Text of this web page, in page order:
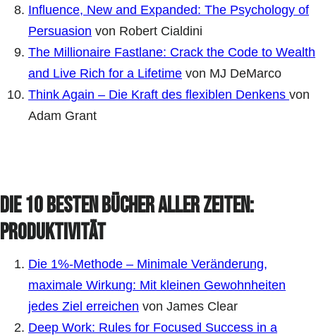
Influence, New and Expanded: The Psychology of
Persuasion von Robert Cialdini
The Millionaire Fastlane: Crack the Code to Wealth
and Live Rich for a Lifetime von MJ DeMarco
Think Again – Die Kraft des flexiblen Denkens von
Adam Grant
Die 10 besten Bücher aller Zeiten:
Produktivität
Die 1%-Methode – Minimale Veränderung,
maximale Wirkung: Mit kleinen Gewohnheiten
jedes Ziel erreichen von James Clear
Deep Work: Rules for Focused Success in a